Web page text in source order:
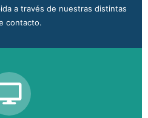
a través de nuestras distintas
contacto.